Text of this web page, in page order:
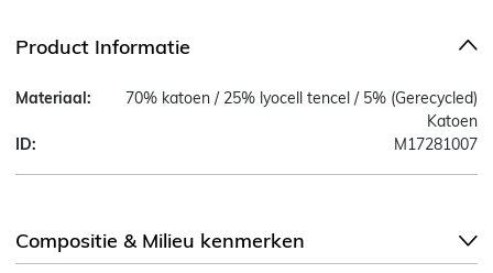
Product Informatie
Materiaal:
70% katoen / 25% lyocell tencel / 5% (Gerecycled)
Katoen
ID:
M17281007
Compositie & Milieu kenmerken